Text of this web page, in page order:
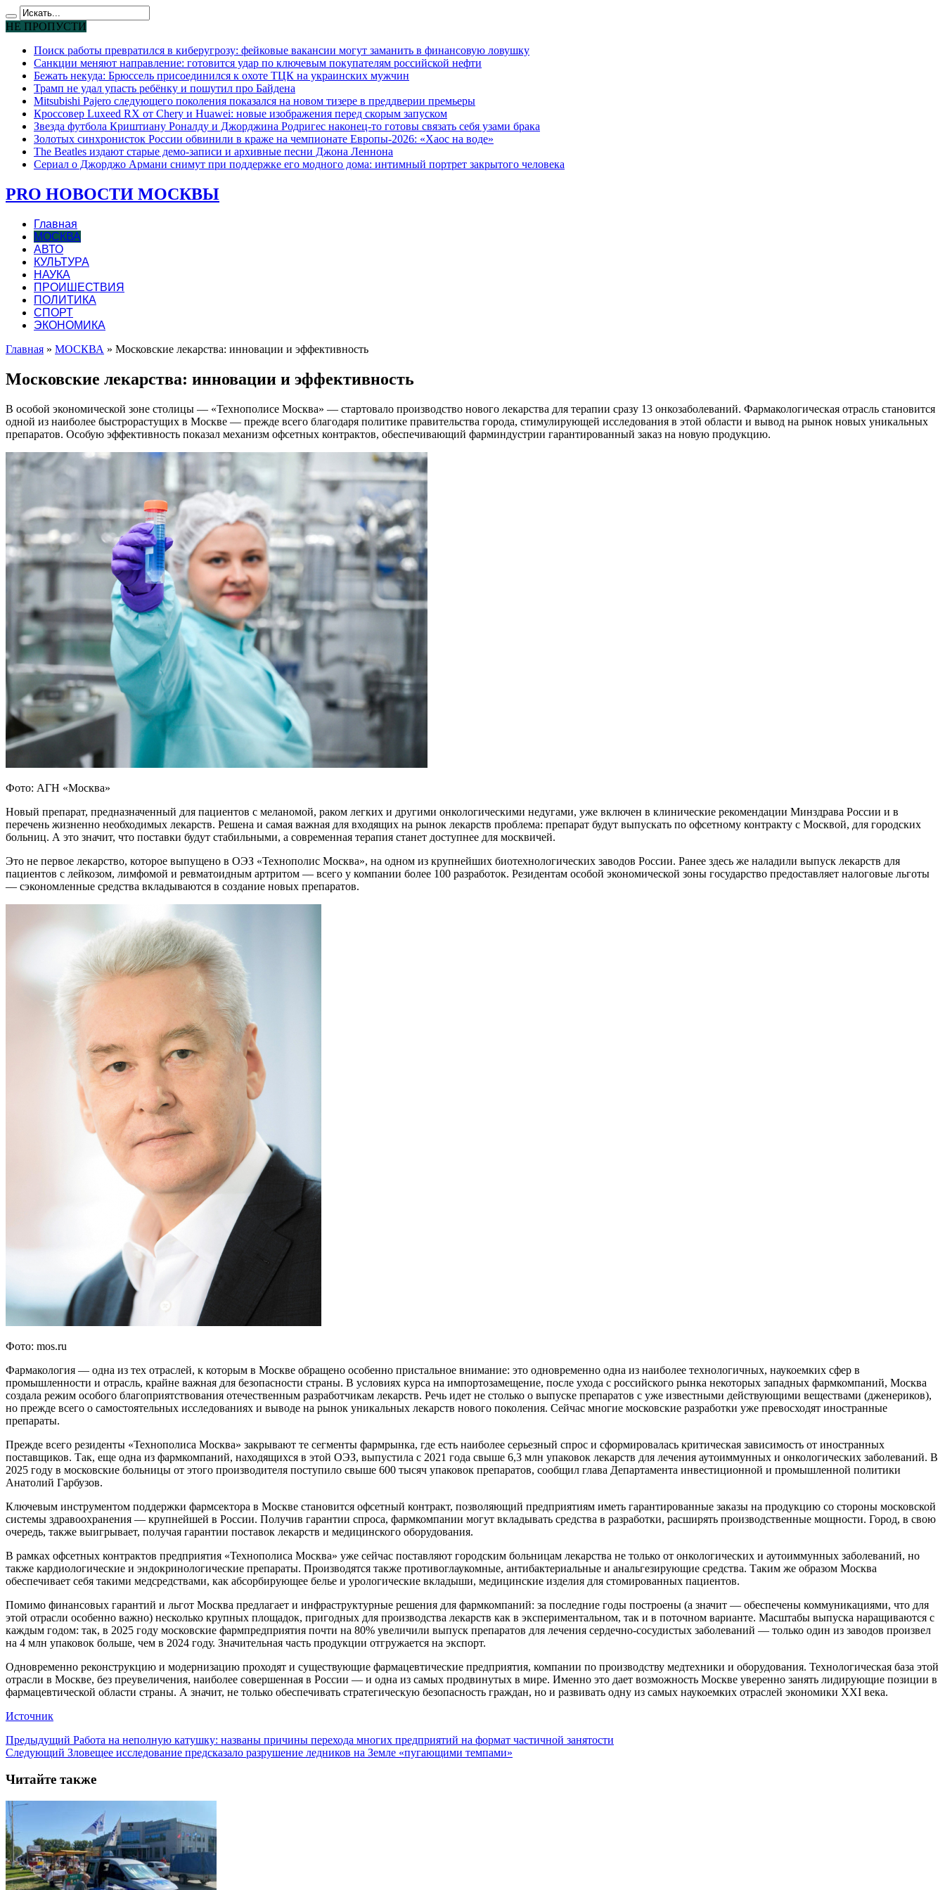
НЕ ПРОПУСТИ
Поиск работы превратился в киберугрозу: фейковые вакансии могут заманить в финансовую ловушку
Санкции меняют направление: готовится удар по ключевым покупателям российской нефти
Бежать некуда: Брюссель присоединился к охоте ТЦК на украинских мужчин
Трамп не удал упасть ребёнку и пошутил про Байдена
Mitsubishi Pajero следующего поколения показался на новом тизере в преддверии премьеры
Кроссовер Luxeed RX от Chery и Huawei: новые изображения перед скорым запуском
Звезда футбола Криштиану Роналду и Джорджина Родригес наконец-то готовы связать себя узами брака
Золотых синхронисток России обвинили в краже на чемпионате Европы-2026: «Хаос на воде»
The Beatles издают старые демо-записи и архивные песни Джона Леннона
Сериал о Джорджо Армани снимут при поддержке его модного дома: интимный портрет закрытого человека
PRO НОВОСТИ МОСКВЫ
Главная
МОСКВА
АВТО
КУЛЬТУРА
НАУКА
ПРОИШЕСТВИЯ
ПОЛИТИКА
СПОРТ
ЭКОНОМИКА
Главная » МОСКВА » Московские лекарства: инновации и эффективность
Московские лекарства: инновации и эффективность
В особой экономической зоне столицы — «Технополисе Москва» — стартовало производство нового лекарства для терапии сразу 13 онкозаболеваний. Фармакологическая отрасль становится
одной из наиболее быстрорастущих в Москве — прежде всего благодаря политике правительства города, стимулирующей исследования в этой области и вывод на рынок новых уникальных
препаратов. Особую эффективность показал механизм офсетных контрактов, обеспечивающий фарминдустрии гарантированный заказ на новую продукцию.
Фото: АГН «Москва»
Новый препарат, предназначенный для пациентов с меланомой, раком легких и другими онкологическими недугами, уже включен в клинические рекомендации Минздрава России и в
перечень жизненно необходимых лекарств. Решена и самая важная для входящих на рынок лекарств проблема: препарат будут выпускать по офсетному контракту с Москвой, для городских
больниц. А это значит, что поставки будут стабильными, а современная терапия станет доступнее для москвичей.
Это не первое лекарство, которое выпущено в ОЭЗ «Технополис Москва», на одном из крупнейших биотехнологических заводов России. Ранее здесь же наладили выпуск лекарств для
пациентов с лейкозом, лимфомой и ревматоидным артритом — всего у компании более 100 разработок. Резидентам особой экономической зоны государство предоставляет налоговые льготы
— сэкономленные средства вкладываются в создание новых препаратов.
Фото: mos.ru
Фармакология — одна из тех отраслей, к которым в Москве обращено особенно пристальное внимание: это одновременно одна из наиболее технологичных, наукоемких сфер в
промышленности и отрасль, крайне важная для безопасности страны. В условиях курса на импортозамещение, после ухода с российского рынка некоторых западных фармкомпаний, Москва
создала режим особого благоприятствования отечественным разработчикам лекарств. Речь идет не столько о выпуске препаратов с уже известными действующими веществами (дженериков),
но прежде всего о самостоятельных исследованиях и выводе на рынок уникальных лекарств нового поколения. Сейчас многие московские разработки уже превосходят иностранные
препараты.
Прежде всего резиденты «Технополиса Москва» закрывают те сегменты фармрынка, где есть наиболее серьезный спрос и сформировалась критическая зависимость от иностранных
поставщиков. Так, еще одна из фармкомпаний, находящихся в этой ОЭЗ, выпустила с 2021 года свыше 6,3 млн упаковок лекарств для лечения аутоиммунных и онкологических заболеваний. В
2025 году в московские больницы от этого производителя поступило свыше 600 тысяч упаковок препаратов, сообщил глава Департамента инвестиционной и промышленной политики
Анатолий Гарбузов.
Ключевым инструментом поддержки фармсектора в Москве становится офсетный контракт, позволяющий предприятиям иметь гарантированные заказы на продукцию со стороны московской
системы здравоохранения — крупнейшей в России. Получив гарантии спроса, фармкомпании могут вкладывать средства в разработки, расширять производственные мощности. Город, в свою
очередь, также выигрывает, получая гарантии поставок лекарств и медицинского оборудования.
В рамках офсетных контрактов предприятия «Технополиса Москва» уже сейчас поставляют городским больницам лекарства не только от онкологических и аутоиммунных заболеваний, но
также кардиологические и эндокринологические препараты. Производятся также противоглаукомные, антибактериальные и анальгезирующие средства. Таким же образом Москва
обеспечивает себя такими медсредствами, как абсорбирующее белье и урологические вкладыши, медицинские изделия для стомированных пациентов.
Помимо финансовых гарантий и льгот Москва предлагает и инфраструктурные решения для фармкомпаний: за последние годы построены (а значит — обеспечены коммуникациями, что для
этой отрасли особенно важно) несколько крупных площадок, пригодных для производства лекарств как в экспериментальном, так и в поточном варианте. Масштабы выпуска наращиваются с
каждым годом: так, в 2025 году московские фармпредприятия почти на 80% увеличили выпуск препаратов для лечения сердечно-сосудистых заболеваний — только один из заводов произвел
на 4 млн упаковок больше, чем в 2024 году. Значительная часть продукции отгружается на экспорт.
Одновременно реконструкцию и модернизацию проходят и существующие фармацевтические предприятия, компании по производству медтехники и оборудования. Технологическая база этой
отрасли в Москве, без преувеличения, наиболее совершенная в России — и одна из самых продвинутых в мире. Именно это дает возможность Москве уверенно занять лидирующие позиции в
фармацевтической области страны. А значит, не только обеспечивать стратегическую безопасность граждан, но и развивать одну из самых наукоемких отраслей экономики XXI века.
Источник
Предыдущий Работа на неполную катушку: названы причины перехода многих предприятий на формат частичной занятости
Следующий Зловещее исследование предсказало разрушение ледников на Земле «пугающими темпами»
Читайте также